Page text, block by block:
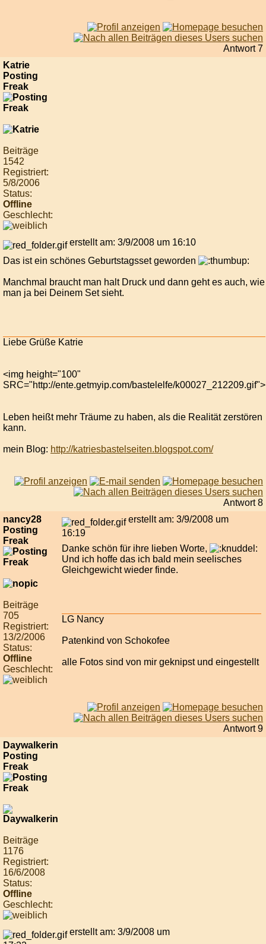
Antwort 7
Katrie
Posting
Freak
Beiträge
1542
Registriert:
5/8/2006
Status:
Offline
Geschlecht:
erstellt am: 3/9/2008 um 16:10
Das ist ein schönes Geburtstagsset geworden
Manchmal braucht man halt Druck und dann geht es auch, wie
man ja bei Deinem Set sieht.
Liebe Grüße Katrie
<img height="100"
SRC="http://ente.getmyip.com/bastelelfe/k00027_212209.gif">
Leben heißt mehr Träume zu haben, als die Realität zerstören
kann.
mein Blog: http://katriesbastelseiten.blogspot.com/
Antwort 8
nancy28
Posting
Freak
Beiträge
705
Registriert:
13/2/2006
Status:
Offline
Geschlecht:
erstellt am: 3/9/2008 um
16:19
Danke schön für ihre lieben Worte,
Und ich hoffe das ich bald mein seelisches
Gleichgewicht wieder finde.
LG Nancy
Patenkind von Schokofee
alle Fotos sind von mir geknipst und eingestellt
Antwort 9
Daywalkerin
Posting
Freak
Beiträge
1176
Registriert:
16/6/2008
Status:
Offline
Geschlecht:
erstellt am: 3/9/2008 um